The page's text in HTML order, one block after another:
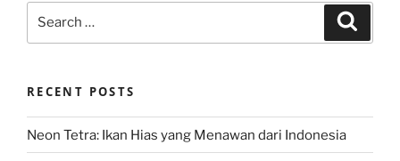
RECENT POSTS
Neon Tetra: Ikan Hias yang Menawan dari Indonesia